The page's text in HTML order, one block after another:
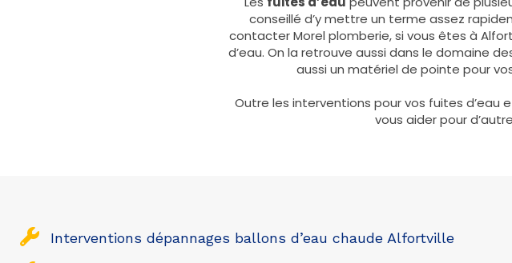
conseillé d’y mettre un terme assez
contacter Morel plomberie, si vous êtes à
d’eau. On la retrouve aussi dans le domaine
aussi un matériel de pointe pour
Outre les interventions pour vos fuites
vous aider pour
Interventions dépannages ballons d’eau chaude Alfortville